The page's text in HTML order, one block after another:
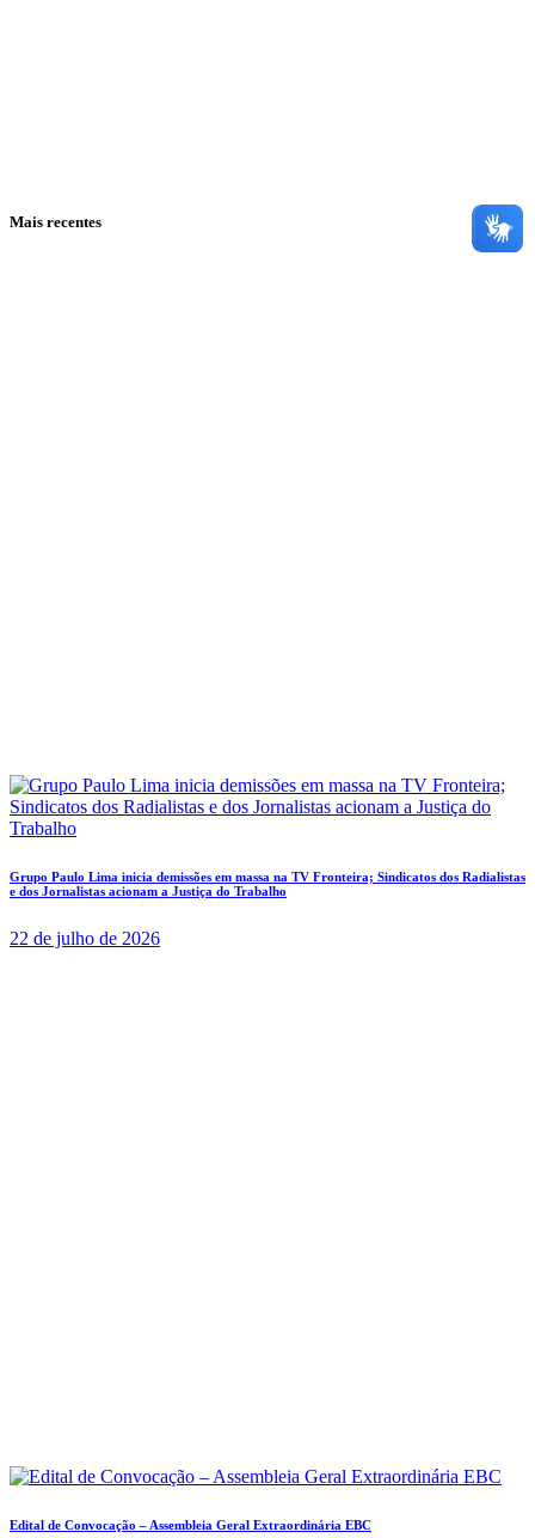
Mais recentes
Grupo Paulo Lima inicia demissões em massa na TV Fronteira; Sindicatos dos Radialistas
e dos Jornalistas acionam a Justiça do Trabalho
22 de julho de 2026
Edital de Convocação – Assembleia Geral Extraordinária EBC